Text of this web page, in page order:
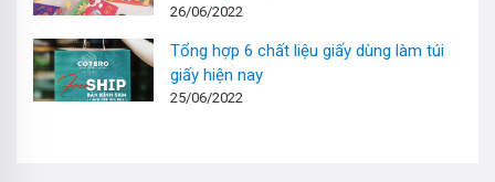
26/06/2022
Tổng hợp 6 chất liệu giấy dùng làm túi
giấy hiện nay
25/06/2022